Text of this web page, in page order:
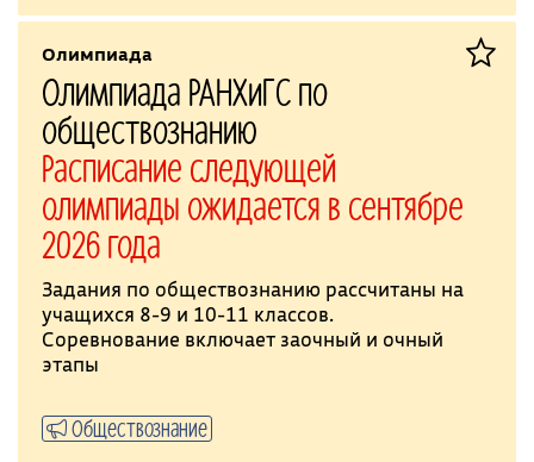
Олимпиада
Олимпиада РАНХиГС по
обществознанию
Расписание следующей
олимпиады ожидается в сентябре
2026 года
Задания по обществознанию рассчитаны на
учащихся 8-9 и 10-11 классов.
Соревнование включает заочный и очный
этапы
Обществознание